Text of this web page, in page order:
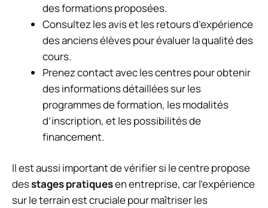
des formations proposées.
Consultez les avis et les retours d’expérience
des anciens élèves pour évaluer la qualité des
cours.
Prenez contact avec les centres pour obtenir
des informations détaillées sur les
programmes de formation, les modalités
d’inscription, et les possibilités de
financement.
Il est aussi important de vérifier si le centre propose
desstages pratiquesen entreprise, car l’expérience
sur le terrain est cruciale pour maîtriser les